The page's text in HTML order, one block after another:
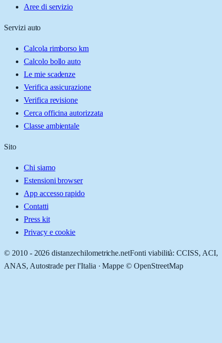
Aree di servizio
Servizi auto
Calcola rimborso km
Calcolo bollo auto
Le mie scadenze
Verifica assicurazione
Verifica revisione
Cerca officina autorizzata
Classe ambientale
Sito
Chi siamo
Estensioni browser
App accesso rapido
Contatti
Press kit
Privacy e cookie
© 2010 - 2026 distanzechilometriche.netFonti viabilità: CCISS, ACI,
ANAS, Autostrade per l'Italia · Mappe © OpenStreetMap